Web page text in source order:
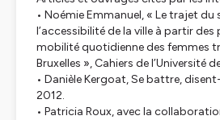
• Noémie Emmanuel, « Le trajet du
l’accessibilité de la ville à partir
mobilité quotidienne des femmes
Bruxelles », Cahiers de l’Université
• Danièle Kergoat, Se battre,
2012.
• Patricia Roux, avec la